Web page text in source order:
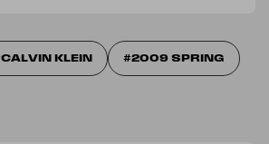
CALVIN KLEIN 2009 SPRING